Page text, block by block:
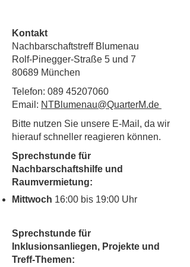
Kontakt
Nachbarschaftstreff Blumenau
Rolf-Pinegger-Straße 5 und 7
80689 München
Telefon: 089 45207060
Email: NTBlumenau@QuarterM.de
Bitte nutzen Sie unsere E-Mail, da wir
hierauf schneller reagieren können.
Sprechstunde für
Nachbarschaftshilfe und
Raumvermietung:
Mittwoch 16:00 bis 19:00 Uhr
Sprechstunde für
Inklusionsanliegen, Projekte und
Treff-Themen: